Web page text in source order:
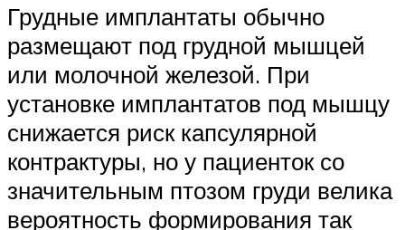
Грудные имплантаты обычно
размещают под грудной мышцей
или молочной железой. При
установке имплантатов под мышцу
снижается риск капсулярной
контрактуры, но у пациенток со
значительным птозом груди велика
вероятность формирования так